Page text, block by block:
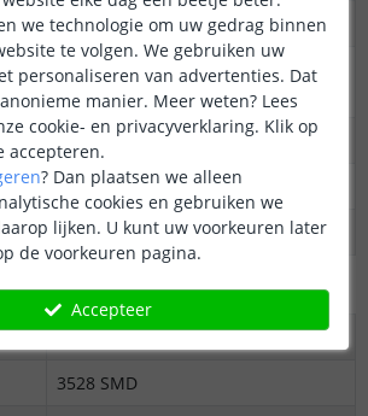
Ja
Ja
5 jaar
elke 10 cm
Download
60
3528 SMD
we technologie om uw gedrag binnen
te volgen. We gebruiken uw
personaliseren van advertenties. Dat
manier. Meer weten? Lees
cookie- en privacyverklaring. Klik op
accepteren.
? Dan plaatsen we alleen
cookies en gebruiken we
lijken. U kunt uw voorkeuren later
de voorkeuren pagina.
Accepteer